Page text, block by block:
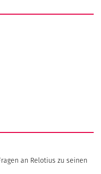
an Relotius zu seinen